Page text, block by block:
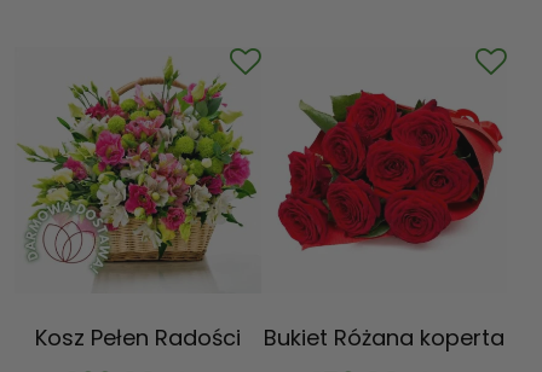
Kosz Pełen Radości Bukiet Różana koperta